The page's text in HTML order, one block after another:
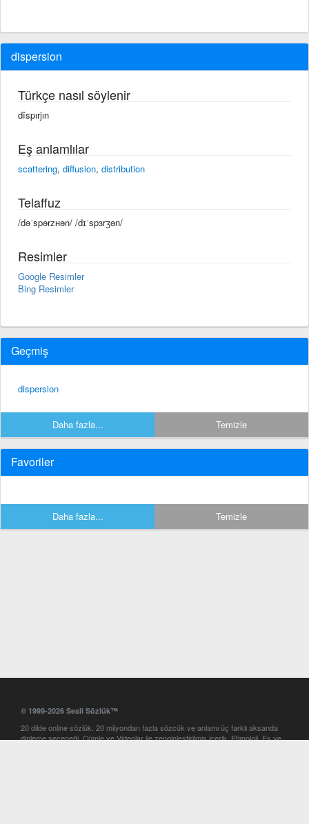
dispersion
Türkçe nasıl söylenir
dîspırjın
Eş anlamlılar
scattering, diffusion, distribution
Telaffuz
/dəˈspərᴢʜən/ /dɪˈspɜrʒən/
Resimler
Google Resimler
Bing Resimler
Geçmiş
dispersion
Daha fazla... Temizle
Favoriler
Daha fazla... Temizle
© 1999-2026 Sesli Sözlük™
20 dilde online sözlük. 20 milyondan fazla sözcük ve anlamı üç farklı aksanda
dinleme seçeneği. Cümle ve Videolar ile zenginleştirilmiş içerik. Etimoloji, Eş ve